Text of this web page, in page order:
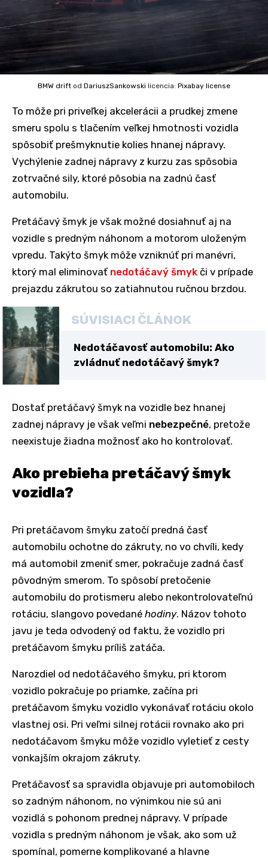
BMW drift od DariuszSankowski licencia: Pixabay license
To môže pri priveľkej akcelerácii a prudkej zmene
smeru spolu s tlačením veľkej hmotnosti vozidla
spôsobiť prešmyknutie kolies hnanej nápravy.
Vychýlenie zadnej nápravy z kurzu zas spôsobia
zotrvačné sily, ktoré pôsobia na zadnú časť
automobilu.
Pretáčavý šmyk je však možné dosiahnuť aj na
vozidle s predným náhonom a motorom uloženým
vpredu. Takýto šmyk môže vzniknúť pri manévri,
ktorý mal eliminovať nedotáčavý šmyk či v prípade
prejazdu zákrutou so zatiahnutou ručnou brzdou.
SÚVISIACI ČLÁNOK
Nedotáčavosť automobilu: Ako
zvládnuť nedotáčavý šmyk?
Dostať pretáčavý šmyk na vozidle bez hnanej
zadnej nápravy je však veľmi nebezpečné, pretože
neexistuje žiadna možnosť ako ho kontrolovať.
Ako prebieha pretáčavý šmyk
vozidla?
Pri pretáčavom šmyku zatočí predná časť
automobilu ochotne do zákruty, no vo chvíli, kedy
má automobil zmeniť smer, pokračuje zadná časť
pôvodným smerom. To spôsobí pretočenie
automobilu do protismeru alebo nekontrolovateľnú
rotáciu, slangovo povedané hodiny. Názov tohoto
javu je teda odvodený od faktu, že vozidlo pri
pretáčavom šmyku príliš zatáča.
Narozdiel od nedotáčavého šmyku, pri ktorom
vozidlo pokračuje po priamke, začína pri
pretáčavom šmyku vozidlo vykonávať rotáciu okolo
vlastnej osi. Pri veľmi silnej rotácii rovnako ako pri
nedotáčavom šmyku môže vozidlo vyletieť z cesty
vonkajším okrajom zákruty.
Pretáčavosť sa spravidla objavuje pri automobiloch
so zadným náhonom, no výnimkou nie sú ani
vozidlá s pohonom prednej nápravy. V prípade
vozidla s predným náhonom je však, ako som už
spomínal, pomerne komplikované a hlavne